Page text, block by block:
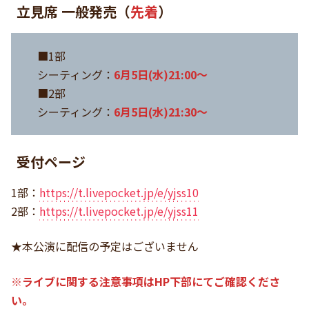
立見席 一般発売（先着）
■1部
シーティング： 6月5日(水)21:00〜
■2部
シーティング： 6月5日(水)21:30〜
受付ページ
1部： https://t.livepocket.jp/e/yjss10
2部： https://t.livepocket.jp/e/yjss11
★本公演に配信の予定はございません
※ライブに関する注意事項はHP下部にてご確認くださ
い。